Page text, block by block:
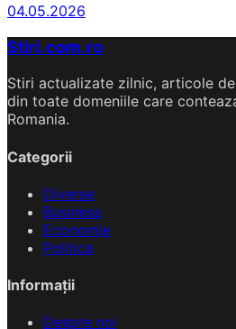
04.05.2026
Stiri.com.ro
Stiri actualizate zilnic, articole
din toate domeniile care
Romania.
Categorii
Diverse
Business
Economie
Politica
Informații
Despre noi